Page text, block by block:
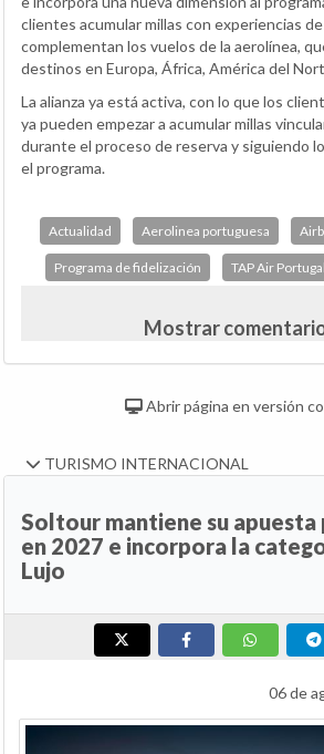
clientes acumular millas con experiencias
complementan los vuelos de la aerolínea,
destinos en Europa, África, América del
La alianza ya está activa, con lo que los
ya pueden empezar a acumular millas
durante el proceso de reserva y siguiendo
el programa.
Actualidad Aerolinea portuguesa
Programa de fidelización TAP Air Portugal
Mostrar
Abrir página en versión
TURISMO INTERNACIONAL
Soltour mantiene su
en 2027 e incorpora la
Lujo
06 de